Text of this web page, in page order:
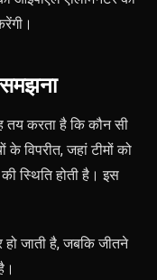
तय करता है कि कौन सी
विपरीत, जहां टीमों को
स्थिति होती है। इस
हो जाती है, जबकि जीतने